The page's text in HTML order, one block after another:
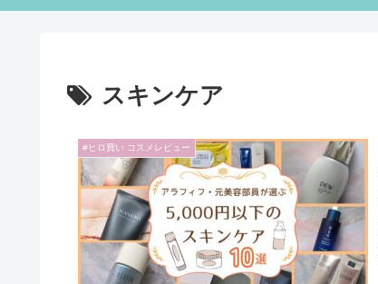
スキンケア
#ヒロ買い コスメレビュー